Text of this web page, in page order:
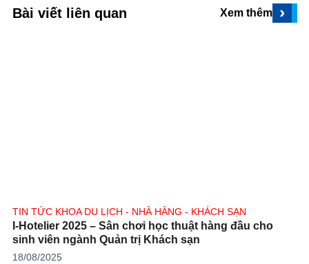
Bài viết liên quan Xem thêm ›
TIN TỨC KHOA DU LỊCH - NHÀ HÀNG - KHÁCH SẠN
I-Hotelier 2025 – Sân chơi học thuật hàng đầu cho
sinh viên ngành Quản trị Khách sạn
18/08/2025